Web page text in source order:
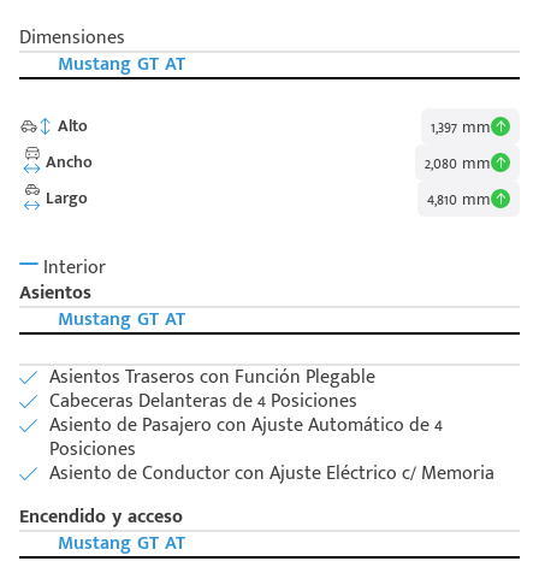
Dimensiones
Mustang GT AT
Alto
1,397 mm
Ancho
2,080 mm
Largo
4,810 mm
Interior
Asientos
Mustang GT AT
Asientos Traseros con Función Plegable
Cabeceras Delanteras de 4 Posiciones
Asiento de Pasajero con Ajuste Automático de 4
Posiciones
Asiento de Conductor con Ajuste Eléctrico c/ Memoria
Encendido y acceso
Mustang GT AT